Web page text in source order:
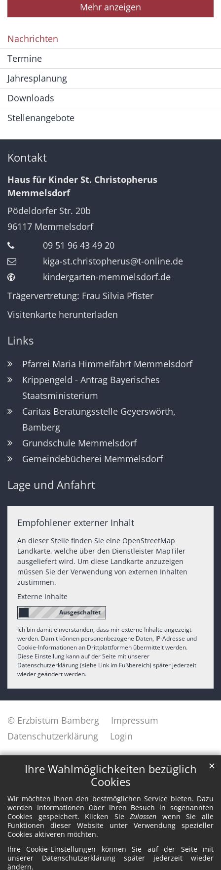
Ihre Wahlmöglichkeiten bezüglich
Cookies
Wir möchten Ihnen den bestmöglichen Service bieten. Dazu
werden Informationen über Ihren Besuch in sogenannten
Cookies gespeichert. Klicken SieZulassen wenn Sie alle
Funktionen dieser Website unter Verwendung spezieller
Cookies aktiveren möchten.
Ihre Cookie-Einstellungen können Sie auf der Seite mit
unserer Datenschutzerklärung später jederzeit wieder
ändern.
✕
Mehr anzeigen
Nachrichten
Termine
Jahresplanung
Downloads
Stellenangebote
Kontakt
Haus für Kinder St. Christopherus
Memmelsdorf
Pödeldorfer Str. 20b
96117 Memmelsdorf
09 51 96 43 49 20
kiga-st.christopherus@t-online.de
kindergarten-memmelsdorf.de
Trägervertretung: Frau Silvia Pfister
Visitenkarte herunterladen
Links
Pfarrei Maria Himmelfahrt Memmelsdorf
Krippengeld - Antrag Bayerisches
Staatsministerium
Caritas Beratungsstelle Geyerswörth,
Bamberg
Grundschule Memmelsdorf
Gemeindebücherei Memmelsdorf
Lage und Anfahrt
Empfohlener externer Inhalt
An dieser Stelle finden Sie eine OpenStreetMap
Landkarte, welche über den Dienstleister MapTiler
ausgeliefert wird. Um diese Landkarte anzuzeigen
müssen Sie der Verwendung von externen Inhalten
zustimmen.
Externe Inhalte
Ich bin damit einverstanden, dass mir externe Inhalte angezeigt
werden. Damit können personenbezogene Daten, IP-Adresse und
Cookie-Informationen an Drittplattformen übermittelt werden.
Diese Einstellung kann auf der Seite mit unserer
Datenschutzerklärung (siehe Link im Fußbereich) später jederzeit
wieder geändert werden.
© Erzbistum Bamberg
Impressum
Datenschutzerklärung
Login